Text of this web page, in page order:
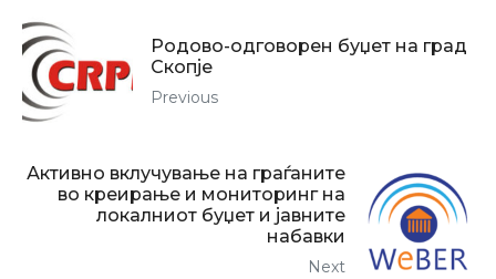
Родово-одговорен буџет на град
Скопје
Previous
Активно вклучување на граѓаните
во креирање и мониторинг на
локалниот буџет и јавните
набавки
Next